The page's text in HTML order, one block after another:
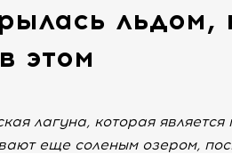
льдом,
этом
лагуна, которая является
еще соленым озером,